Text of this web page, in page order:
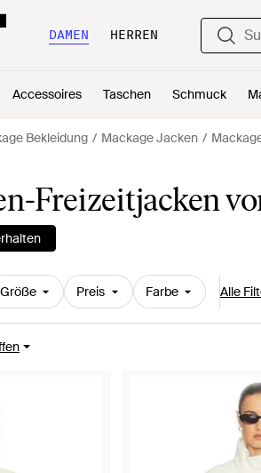
DAMEN HERREN
Accessoires Taschen Schmuck
Bekleidung Mackage Jacken
Freizeitjacken
Größe Preis Farbe Alle